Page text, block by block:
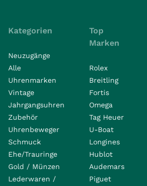
Kategorien
Neuzugänge
Alle
Uhrenmarken
Vintage
Jahrgangsuhren
Zubehör
Uhrenbeweger
Schmuck
Ehe/Trauringe
Gold / Münzen
Lederwaren /
Top
Marken
Rolex
Breitling
Fortis
Omega
Tag Heuer
U-Boat
Longines
Hublot
Audemars
Piguet